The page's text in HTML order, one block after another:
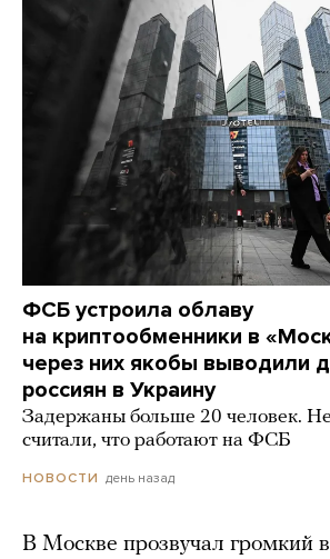
ФСБ устроила облаву
на криптообменники в
через них якобы выводили
россиян в Украину
Задержаны больше 20 человек.
считали, что работают на ФСБ
НОВОСТИ день назад
В Москве прозвучал громкий